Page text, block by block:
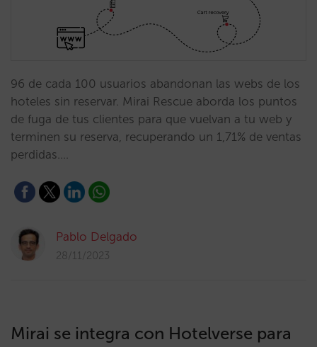
96 de cada 100 usuarios abandonan las webs de los
hoteles sin reservar. Mirai Rescue aborda los puntos
de fuga de tus clientes para que vuelvan a tu web y
terminen su reserva, recuperando un 1,71% de ventas
perdidas.…
Pablo Delgado
28/11/2023
Mirai se integra con Hotelverse para